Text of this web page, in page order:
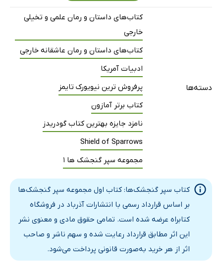
دسته‌ها
کتاب‌های داستان و رمان علمی و تخیلی
خارجی
کتاب‌های داستان و رمان عاشقانه خارجی
ادبیات آمریکا
پرفروش ترین نیویورک تایمز
کتاب برتر آمازون
نامزد جایزه بهترین کتاب گودریدز
Shield of Sparrows
مجموعه سپر گنجشک ها 1
کتاب سپر گنجشک‌ها: کتاب اول مجموعه سپر گنجشک‌ها
بر اساس قرارداد رسمی با انتشارات آذرباد در فروشگاه
کتابراه عرضه شده است. تمامی حقوق مادی و معنوی نشر
این اثر مطابق قرارداد رعایت شده و سهم ناشر و صاحب
اثر از هر خرید به‌صورت قانونی پرداخت می‌شود.